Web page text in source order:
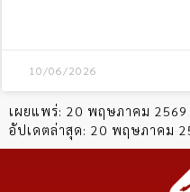
10/06/2026
เผยแพร่: 20 พฤษภาคม 2569
อัปเดตล่าสุด: 20 พฤษภาคม